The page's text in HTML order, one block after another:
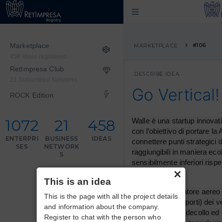
Marketplace
RetImpresa Club
ROCK Edition
1072
ENTERPRI
SES
21
BUSINESS
NETWORK
S
458
IDEAS
MARKETPLACE #106
DESCRIBE IDEA
Go Vertical!
Walle è una startup
con l’obiettivo di portare la
connettere punti strategici
raggiungibili in maniera
sensibilmente inferiori
Walle sarà operatore
e partenza (vertiporti) dei
velivoli VTOL (a decollo
×
This is an idea
This is the page with all the project details
and information about the company.
Register to chat with the person who